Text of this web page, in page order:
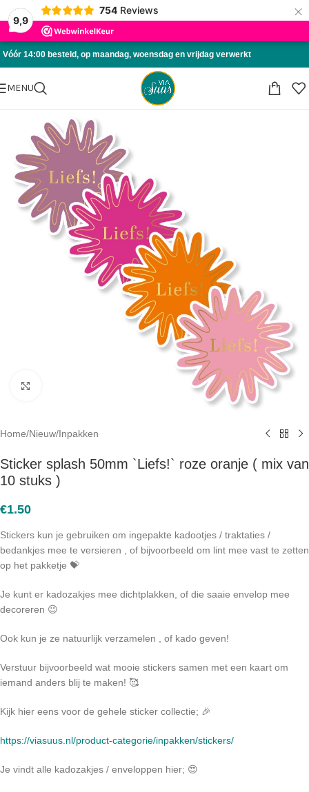
9,9
754 Reviews ×
Skip to navigation
Skip to main content
Vóór 14:00 besteld, op maandag, woensdag en vrijdag verwerkt
MENU
Home/Nieuw/Inpakken
Sticker splash 50mm `Liefs!` roze oranje ( mix van
10 stuks )
€1.50
Stickers kun je gebruiken om ingepakte kadootjes / traktaties /
bedankjes mee te versieren , of bijvoorbeeld om lint mee vast te zetten
op het pakketje 💝
Je kunt er kadozakjes mee dichtplakken, of die saaie envelop mee
decoreren 😉
Ook kun je ze natuurlijk verzamelen , of kado geven!
Verstuur bijvoorbeeld wat mooie stickers samen met een kaart om
iemand anders blij te maken! 🥰
Kijk hier eens voor de gehele sticker collectie; 🎉
https://viasuus.nl/product-categorie/inpakken/stickers/
Je vindt alle kadozakjes / enveloppen hier; 😍